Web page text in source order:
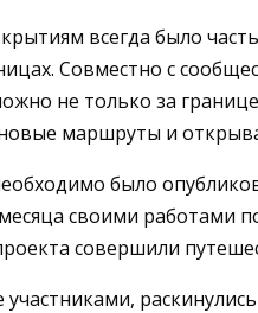
всегда было
Совместно с
не только за
маршруты и
было
своими работами
совершили